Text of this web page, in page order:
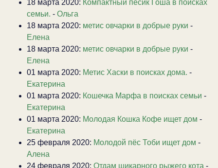
18 марта 2020: Компактный песик Гоша в поисках
семьи. - Ольга
18 марта 2020: метис овчарки в добрые руки -
Елена
18 марта 2020: метис овчарки в добрые руки -
Елена
01 марта 2020: Метис Хаски в поисках дома. -
Екатерина
01 марта 2020: Кошечка Марфа в поисках семьи -
Екатерина
01 марта 2020: Молодая Кошка Кофе ищет дом -
Екатерина
25 февраля 2020: Молодой пёс Тоби ищет дом -
Алена
24 февраля 2020: Отдам шикарного рыжего кота -